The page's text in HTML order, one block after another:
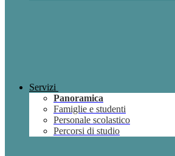
Servizi
Panoramica
Famiglie e studenti
Personale scolastico
Percorsi di studio